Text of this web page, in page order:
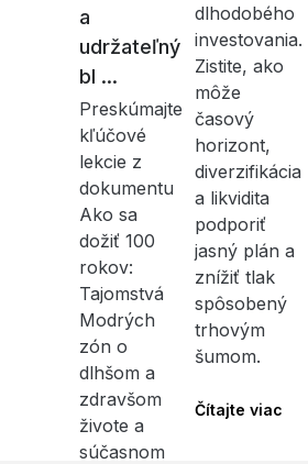
a
udržateľný
bl ...
Preskúmajte
kľúčové
lekcie z
dokumentu
Ako sa
dožiť 100
rokov:
Tajomstvá
Modrých
zón o
dlhšom a
zdravšom
živote a
súčasnom
dlhodobého
investovania.
Zistite, ako
môže
časový
horizont,
diverzifikácia
a likvidita
podporiť
jasný plán a
znížiť tlak
spôsobený
trhovým
šumom.
Čítajte viac